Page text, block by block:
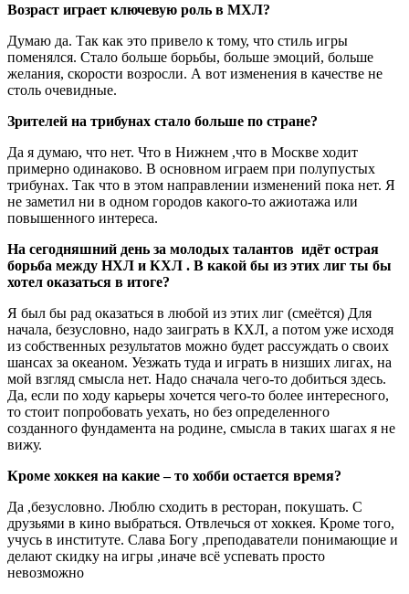
Возраст играет ключевую роль в МХЛ?
Думаю да. Так как это привело к тому, что стиль игры
поменялся. Стало больше борьбы, больше эмоций, больше
желания, скорости возросли. А вот изменения в качестве не
столь очевидные.
Зрителей на трибунах стало больше по стране?
Да я думаю, что нет. Что в Нижнем ,что в Москве ходит
примерно одинаково. В основном играем при полупустых
трибунах. Так что в этом направлении изменений пока нет. Я
не заметил ни в одном городов какого-то ажиотажа или
повышенного интереса.
На сегодняшний день за молодых талантов идёт острая
борьба между НХЛ и КХЛ . В какой бы из этих лиг ты бы
хотел оказаться в итоге?
Я был бы рад оказаться в любой из этих лиг (смеётся) Для
начала, безусловно, надо заиграть в КХЛ, а потом уже исходя
из собственных результатов можно будет рассуждать о своих
шансах за океаном. Уезжать туда и играть в низших лигах, на
мой взгляд смысла нет. Надо сначала чего-то добиться здесь.
Да, если по ходу карьеры хочется чего-то более интересного,
то стоит попробовать уехать, но без определенного
созданного фундамента на родине, смысла в таких шагах я не
вижу.
Кроме хоккея на какие – то хобби остается время?
Да ,безусловно. Люблю сходить в ресторан, покушать. С
друзьями в кино выбраться. Отвлечься от хоккея. Кроме того,
учусь в институте. Слава Богу ,преподаватели понимающие и
делают скидку на игры ,иначе всё успевать просто
невозможно